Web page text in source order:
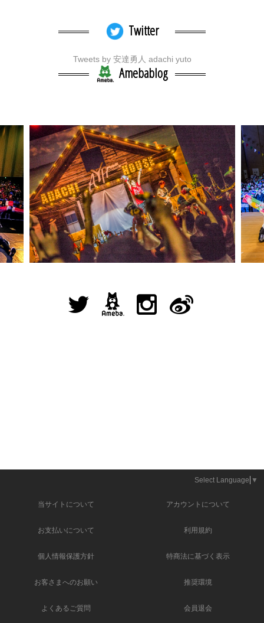
Twitter
Tweets by 安達勇人 adachi yuto
Amebablog
Select Language ▼
当サイトについて アカウントについて
お支払いについて 利用規約
個人情報保護方針 特商法に基づく表示
お客さまへのお願い 推奨環境
よくあるご質問 会員退会